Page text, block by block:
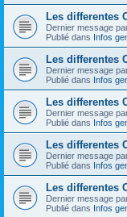
Les differentes
Dernier message
Publié dans Infos
Les differentes
Dernier message
Publié dans Infos
Les differentes
Dernier message
Publié dans Infos
Les differentes
Dernier message
Publié dans Infos
Les differentes
Dernier message
Publié dans Infos